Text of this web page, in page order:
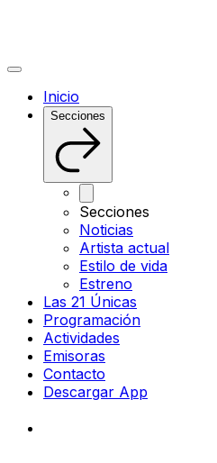
Inicio
Secciones
Secciones
Noticias
Artista actual
Estilo de vida
Estreno
Las 21 Únicas
Programación
Actividades
Emisoras
Contacto
Descargar App